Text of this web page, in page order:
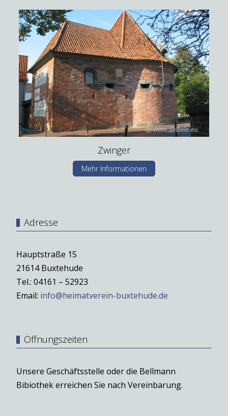
Zwinger
Mehr Informationen
Adresse
Hauptstraße 15
21614 Buxtehude
Tel.: 04161 – 52923
Email: info@heimatverein-buxtehude.de
Öffnungszeiten
Unsere Geschäftsstelle oder die Bellmann
Bibiothek erreichen Sie nach Vereinbarung.